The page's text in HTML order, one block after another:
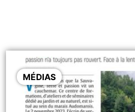
MÉDIAS